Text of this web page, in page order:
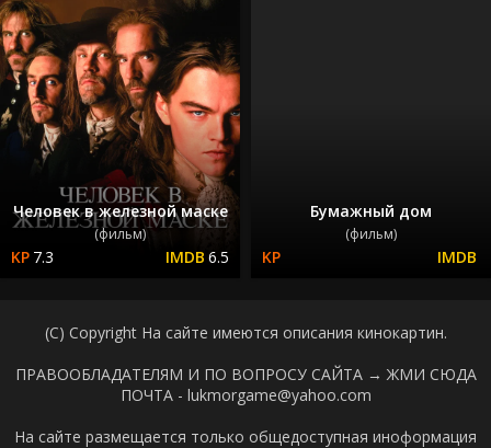
Человек в железной маске
(фильм)
7.3 6.5
Бумажный дом
(фильм)
(C) Copyright На сайте имеются описания кинокартин.
ПРАВООБЛАДАТЕЛЯМ И ПО ВОПРОСУ САЙТА → ЖМИ СЮДА
ПОЧТА - lukmorgame@yahoo.com
На сайте размещается только общедоступная иноформация